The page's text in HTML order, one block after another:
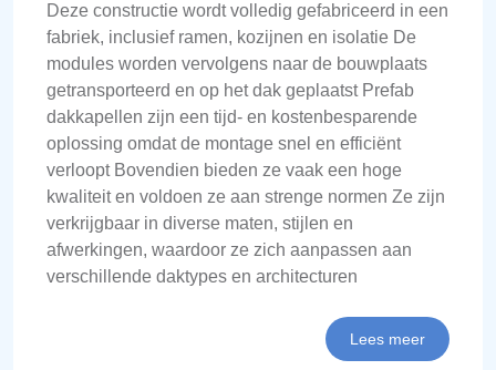
Deze constructie wordt volledig gefabriceerd in een
fabriek, inclusief ramen, kozijnen en isolatie De
modules worden vervolgens naar de bouwplaats
getransporteerd en op het dak geplaatst Prefab
dakkapellen zijn een tijd- en kostenbesparende
oplossing omdat de montage snel en efficiënt
verloopt Bovendien bieden ze vaak een hoge
kwaliteit en voldoen ze aan strenge normen Ze zijn
verkrijgbaar in diverse maten, stijlen en
afwerkingen, waardoor ze zich aanpassen aan
verschillende daktypes en architecturen
Lees meer